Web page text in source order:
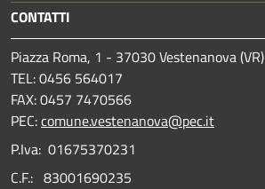
CONTATTI
Piazza Roma, 1 - 37030 Vestenanova (VR)
TEL: 0456 564017
FAX: 0457 7470566
PEC:comune.vestenanova@pec.it
P.Iva: 01675370231
C.F.: 83001690235